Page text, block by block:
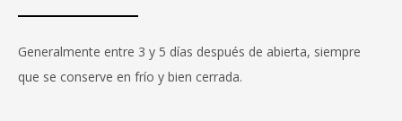
Generalmente entre 3 y 5 días después de abierta, siempre
que se conserve en frío y bien cerrada.